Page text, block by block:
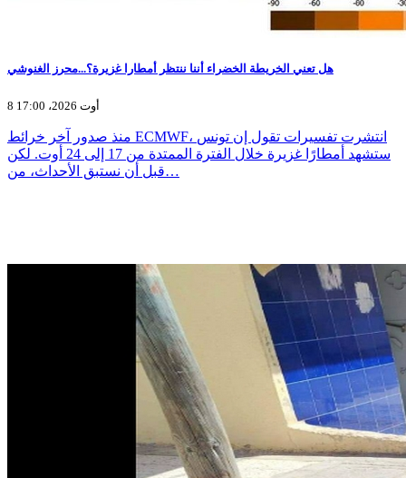
هل تعني الخريطة الخضراء أننا ننتظر أمطارا غزيرة؟...محرز الغنوشي
8 أوت 2026، 17:00
منذ صدور آخر خرائط ECMWF، انتشرت تفسيرات تقول إن تونس
ستشهد أمطارًا غزيرة خلال الفترة الممتدة من 17 إلى 24 أوت. لكن
قبل أن نستبق الأحداث، من…